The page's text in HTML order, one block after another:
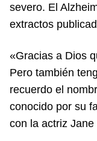
severo. El
extractos
«Gracias a Dios
Pero también
recuerdo el
conocido por su
con la actriz Jane